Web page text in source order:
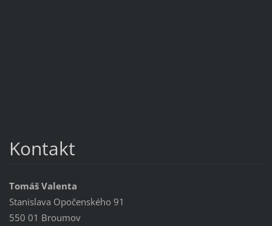
Kontakt
Tomáš Valenta
Stanislava Opočenského 91
550 01 Broumov